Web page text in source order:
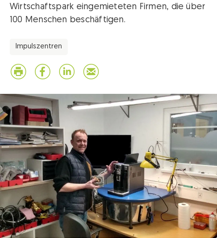
Wirtschaftspark eingemieteten Firmen, die über
100 Menschen beschäftigen.
Impulszentren